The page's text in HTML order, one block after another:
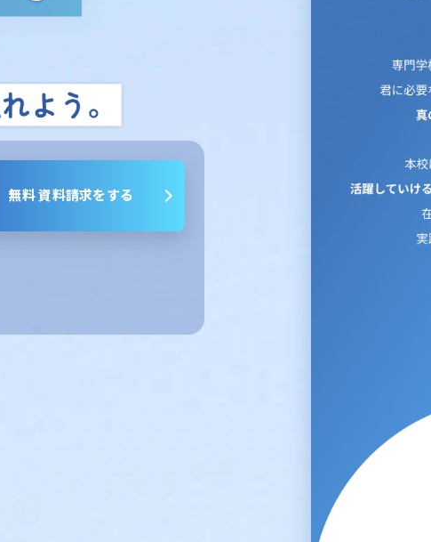
無料 資料請求をする